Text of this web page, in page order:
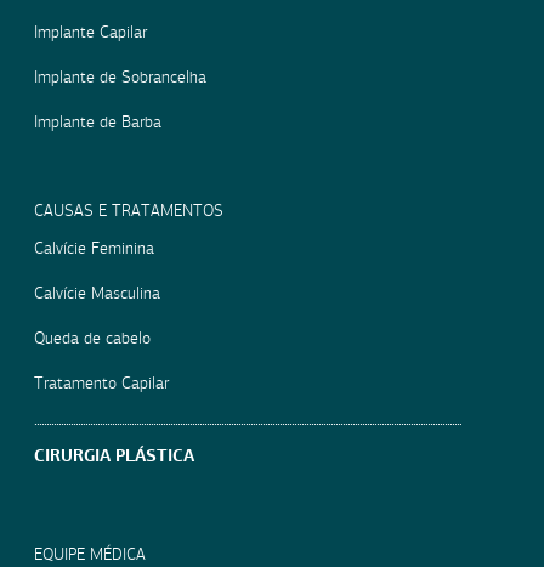
Implante Capilar
Implante de Sobrancelha
Implante de Barba
CAUSAS E TRATAMENTOS
Calvície Feminina
Calvície Masculina
Queda de cabelo
Tratamento Capilar
CIRURGIA PLÁSTICA
EQUIPE MÉDICA